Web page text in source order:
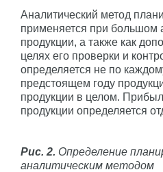
Аналитический метод
применяется при большом
продукции, а также как
целях его проверки и
определяется не по
предстоящем году
продукции в целом.
продукции определяется
Рис. 2. Определение
аналитическим методом